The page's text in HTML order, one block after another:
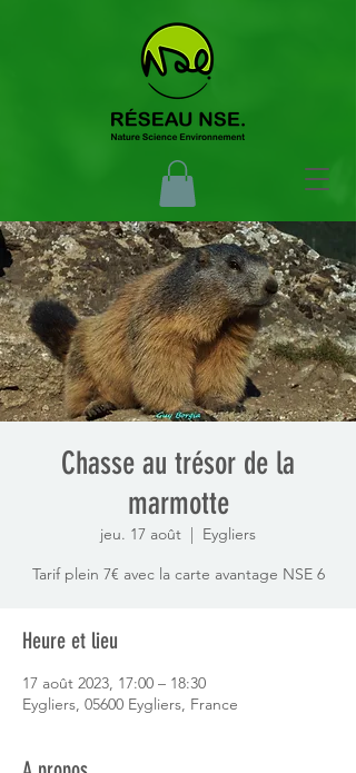
Chasse au trésor de la
marmotte
jeu. 17 août
  |
Eygliers
Tarif plein 7€ avec la carte avantage NSE 6
Heure et lieu
17 août 2023, 17:00 – 18:30
Eygliers, 05600 Eygliers, France